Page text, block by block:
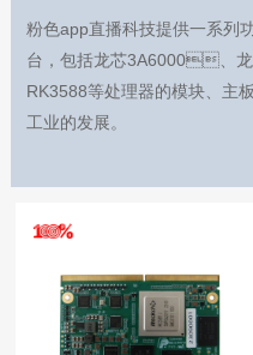
粉色app直播科技提供一系列
台，包括龙芯
RK3588等处理器的模块、主板
工业的发展。